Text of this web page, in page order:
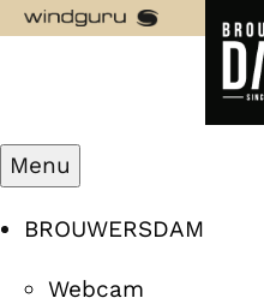
Menu
BROUWERSDAM
Webcam